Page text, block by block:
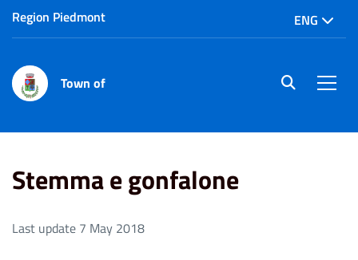
Region Piedmont ENG
Town of site.searc
Stemma e gonfalone
Last update 7 May 2018